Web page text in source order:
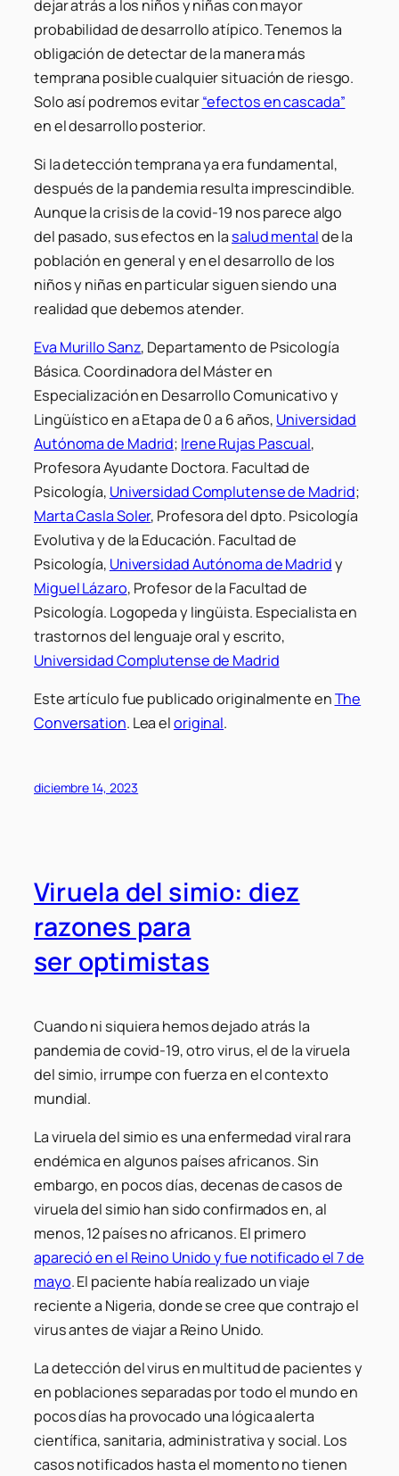
dejar atrás a los niños y niñas con mayor
probabilidad de desarrollo atípico. Tenemos la
obligación de detectar de la manera más
temprana posible cualquier situación de riesgo.
Solo así podremos evitar“efectos en cascada”
en el desarrollo posterior.
Si la detección temprana ya era fundamental,
después de la pandemia resulta imprescindible.
Aunque la crisis de la covid-19 nos parece algo
del pasado, sus efectos en la salud mentalde la
población en general y en el desarrollo de los
niños y niñas en particular siguen siendo una
realidad que debemos atender.
Eva Murillo Sanz, Departamento de Psicología
Básica. Coordinadora del Máster en
Especialización en Desarrollo Comunicativo y
Lingüístico en a Etapa de 0 a 6 años, Universidad
Autónoma de Madrid; Irene Rujas Pascual,
Profesora Ayudante Doctora. Facultad de
Psicología, Universidad Complutense de Madrid;
Marta Casla Soler, Profesora del dpto. Psicología
Evolutiva y de la Educación. Facultad de
Psicología, Universidad Autónoma de Madridy
Miguel Lázaro, Profesor de la Facultad de
Psicología. Logopeda y lingüista. Especialista en
trastornos del lenguaje oral y escrito,
Universidad Complutense de Madrid
Este artículo fue publicado originalmente enThe
Conversation. Lea eloriginal.
diciembre 14, 2023
Viruela del simio: diez
razones para
ser optimistas
Cuando ni siquiera hemos dejado atrás la
pandemia de covid-19, otro virus, el de la viruela
del simio, irrumpe con fuerza en el contexto
mundial.
La viruela del simio es una enfermedad viral rara
endémica en algunos países africanos. Sin
embargo, en pocos días, decenas de casos de
viruela del simio han sido confirmados en, al
menos, 12 países no africanos. El primero
apareció en el Reino Unido y fue notificado el 7 de
mayo. El paciente había realizado un viaje
reciente a Nigeria, donde se cree que contrajo el
virus antes de viajar a Reino Unido.
La detección del virus en multitud de pacientes y
en poblaciones separadas por todo el mundo en
pocos días ha provocado una lógica alerta
científica, sanitaria, administrativa y social. Los
casos notificados hasta el momento no tienen